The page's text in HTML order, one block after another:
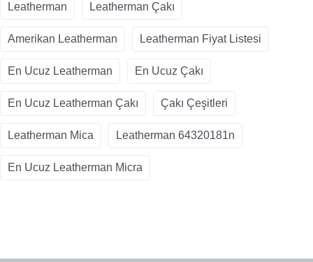
Leatherman Leatherman Çakı
Amerikan Leatherman Leatherman Fiyat Listesi
En Ucuz Leatherman En Ucuz Çakı
En Ucuz Leatherman Çakı Çakı Çeşitleri
Leatherman Mica Leatherman 64320181n
En Ucuz Leatherman Micra